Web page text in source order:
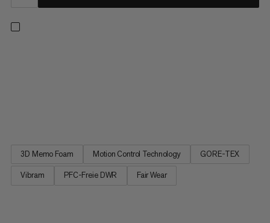
3D Memo Foam Motion Control Technology GORE-TEX
Vibram PFC-Freie DWR Fair Wear